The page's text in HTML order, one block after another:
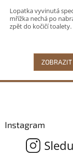
Lopatka vyvinutá
mřížka nechá po
zpět do kočičí toalety.
ZOBRAZIT
Instagram